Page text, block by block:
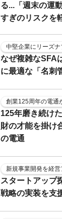
る...「週末の運
すぎのリスクを
中堅企業にリーズナ
なぜ複雑なSFA
に最適な「名刺
創業125周年の電通
125年磨き続け
財の才能を掛け
の電通
新規事業開発を経
スタートアップ
戦略の実装を支